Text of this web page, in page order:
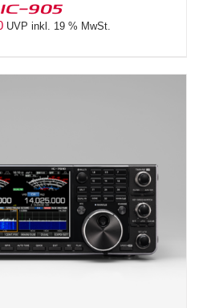
IC-905
UVP inkl. 19 % MwSt.